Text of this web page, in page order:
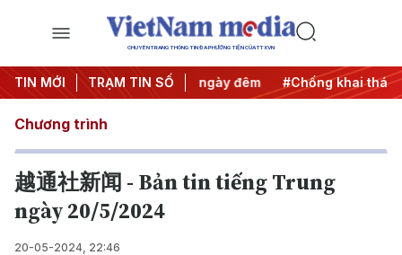
CHUYÊN TRANG THÔNG TIN ĐA PHƯƠNG TIỆN CỦA TTXVN
TIN MỚI TRẠM TIN SỐ
#Chiến dịch 500 ngày đêm #Chống khai thác IUU
Chương trình
越通社新闻 - Bản tin tiếng Trung
ngày 20/5/2024
20-05-2024, 22:46